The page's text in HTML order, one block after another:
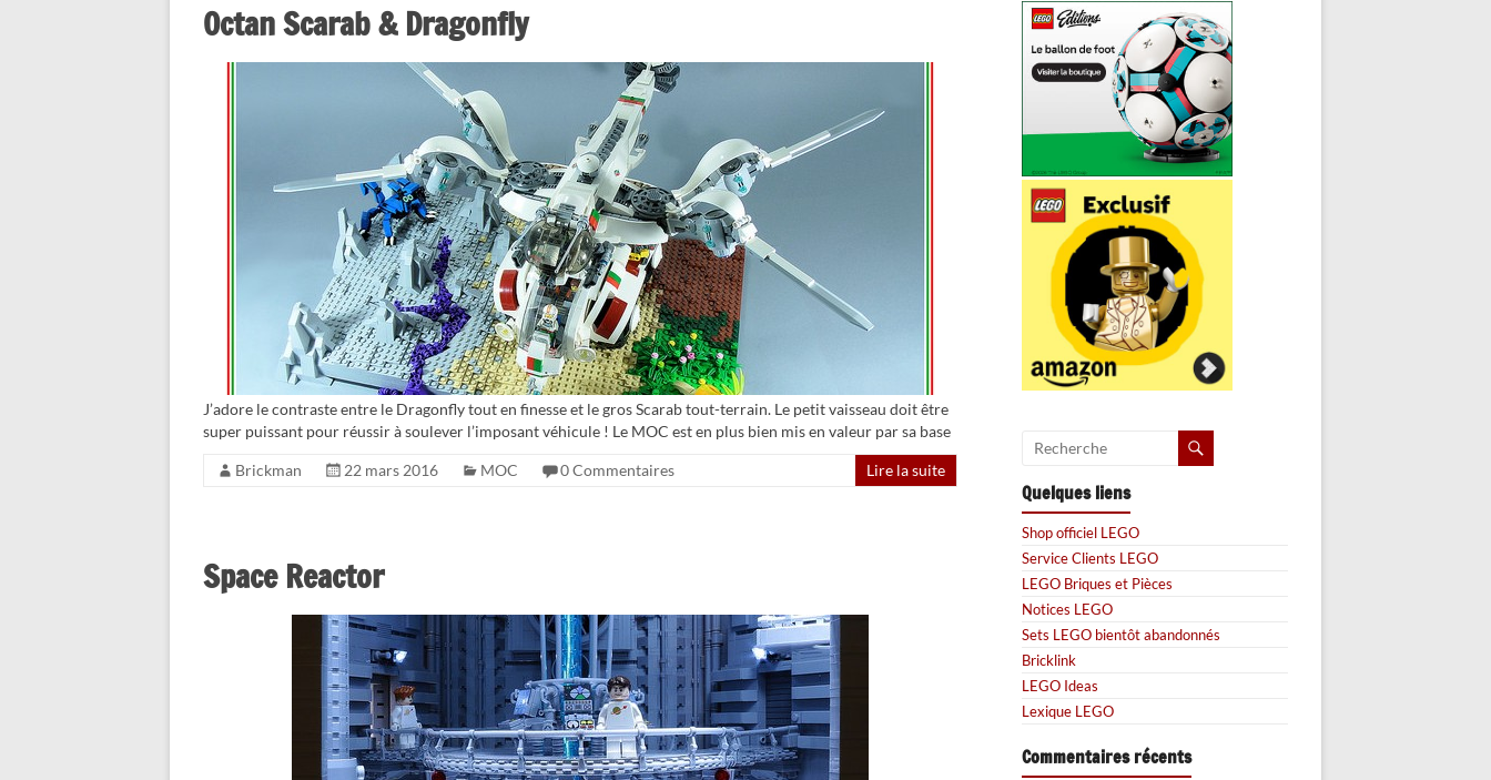
Octan Scarab & Dragonfly
J’adore le contraste entre le Dragonfly tout en finesse et le gros Scarab tout-terrain. Le petit vaisseau doit être
super puissant pour réussir à soulever l’imposant véhicule ! Le MOC est en plus bien mis en valeur par sa base
Brickman 22 mars 2016 MOC 0 Commentaires Lire la suite
Space Reactor
Quelques liens
Shop officiel LEGO
Service Clients LEGO
LEGO Briques et Pièces
Notices LEGO
Sets LEGO bientôt abandonnés
Bricklink
LEGO Ideas
Lexique LEGO
Commentaires récents